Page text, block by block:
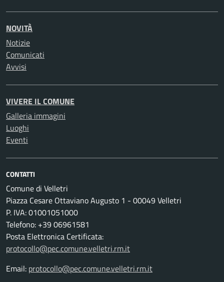
NOVITÀ
Notizie
Comunicati
Avvisi
VIVERE IL COMUNE
Galleria immagini
Luoghi
Eventi
CONTATTI
Comune di Velletri
Piazza Cesare Ottaviano Augusto 1 - 00049 Velletri
P. IVA: 01001051000
Telefono: +39 06961581
Posta Elettronica Certificata:
protocollo@pec.comune.velletri.rm.it
Email: protocollo@pec.comune.velletri.rm.it